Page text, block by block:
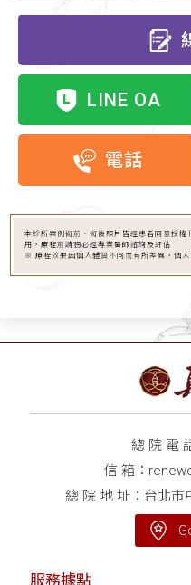
LINE OA
電話
本診所案例術前、術後照片皆經患者同意授
用，療程前請務必經專業醫師諮詢及評估
※ 療程效果因個人體質不同而有所差異，個人
總 院 電
信 箱：
總 院 地 址：台北市
服務據點